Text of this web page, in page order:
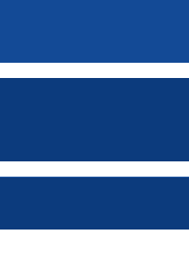
продукц…